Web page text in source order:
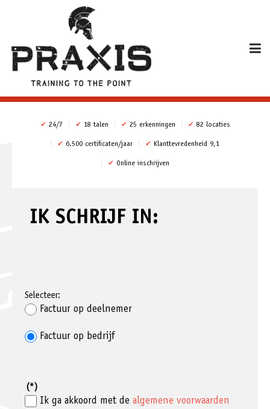
✔ 24/7 ✔ 18 talen ✔ 25 erkenningen ✔ 82 locaties
✔ 6.500 certificaten/jaar ✔ Klanttevredenheid 9,1
✔ Online inschrijven
IK SCHRIJF IN:
Selecteer:
Factuur op deelnemer
Factuur op bedrijf
(*)
Ik ga akkoord met de algemene voorwaarden